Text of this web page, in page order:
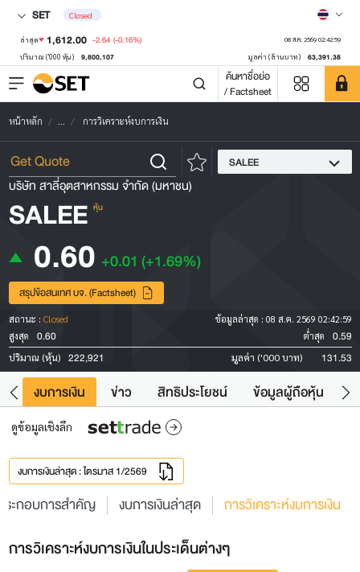
SET Closed
ล่าสุด 1,612.00 -2.64 (-0.16%) 08 ส.ค. 2569 02:42:59
ปริมาณ ('000 หุ้น) 9,800,107 มูลค่า (ล้านบาท) 63,391.38
ค้นหาชื่อย่อ
/ Factsheet
หน้าหลัก ... การวิเคราะห์งบการเงิน
SALEE
บริษัท สาลี่อุตสาหกรรม จำกัด (มหาชน)
SALEE หุ้น
0.60 +0.01 (+1.69%)
สรุปข้อสนเทศ บจ. (Factsheet)
สถานะ : Closed ข้อมูลล่าสุด : 08 ส.ค. 2569 02:42:59
สูงสุด
0.60 ต่ำสุด 0.59
ปริมาณ (หุ้น) 222,921 มูลค่า ('000 บาท) 131.53
งบการเงิน ข่าว สิทธิประโยชน์ ข้อมูลผู้ถือหุ้น
ดูข้อมูลเชิงลึก
งบการเงินล่าสุด : ไตรมาส 1/2569
ะกอบการสำคัญ งบการเงินล่าสุด การวิเคราะห์งบการเงิน
การวิเคราะห์งบการเงินในประเด็นต่างๆ